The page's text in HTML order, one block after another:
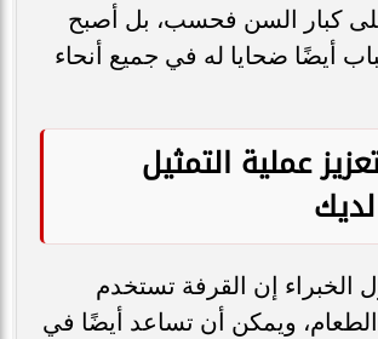
كبار السن فحسب، بل أصبح
أيضًا ضحايا له في جميع أنحاء
عملية التمثيل
الخبراء إن القرفة تستخدم
ويمكن أن تساعد أيضًا في